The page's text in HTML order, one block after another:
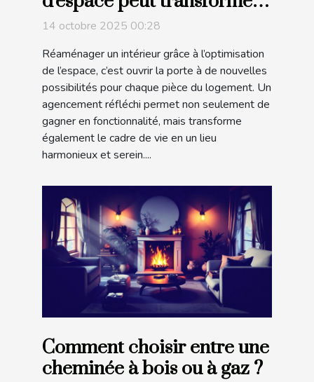
votre intérieur ?
14 octobre 2025 00:28
Réaménager un intérieur grâce à l’optimisation
de l’espace, c’est ouvrir la porte à de nouvelles
possibilités pour chaque pièce du logement. Un
agencement réfléchi permet non seulement de
gagner en fonctionnalité, mais transforme
également le cadre de vie en un lieu
harmonieux et serein....
Comment choisir entre une
cheminée à bois ou à gaz ?